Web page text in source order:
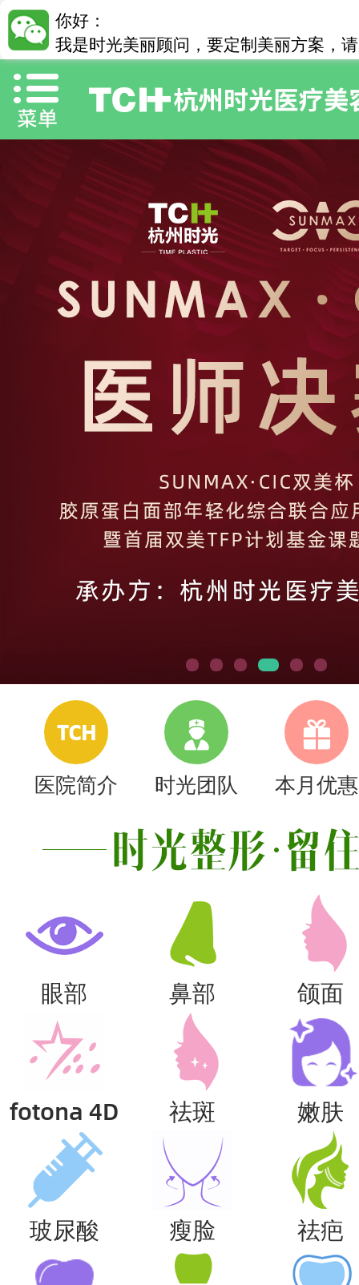
TCH
医院简介
时光团队 本月优惠
眼部 鼻部 颌面
fotona 4D 祛斑 嫩肤
玻尿酸 瘦脸 祛疤
你好：
我是时光美丽顾问，要定制美丽方案，